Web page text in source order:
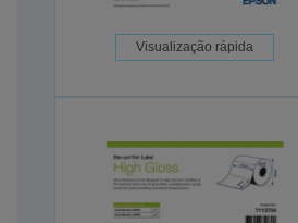
Visualização rápida